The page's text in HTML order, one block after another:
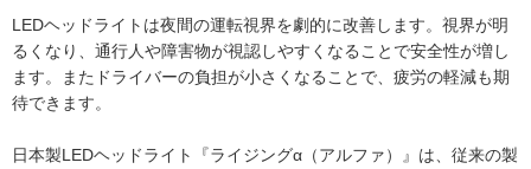
LEDヘッドライトは夜間の運転視界を劇的に改善します。視界が明
るくなり、通行人や障害物が視認しやすくなることで安全性が増し
ます。またドライバーの負担が小さくなることで、疲労の軽減も期
待できます。
日本製LEDヘッドライト『ライジングα（アルファ）』は、従来の製